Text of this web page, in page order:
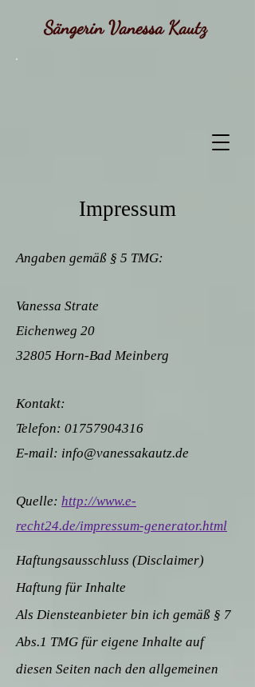
Sängerin Vanessa Kautz
Impressum
Angaben gemäß § 5 TMG:
Vanessa Strate
Eichenweg 20
32805 Horn-Bad Meinberg
Kontakt:
Telefon: 01757904316
E-mail: info@vanessakautz.de
Quelle: http://www.e-
recht24.de/impressum-generator.html
Haftungsausschluss (Disclaimer)
Haftung für Inhalte
Als Diensteanbieter bin ich gemäß § 7
Abs.1 TMG für eigene Inhalte auf
diesen Seiten nach den allgemeinen